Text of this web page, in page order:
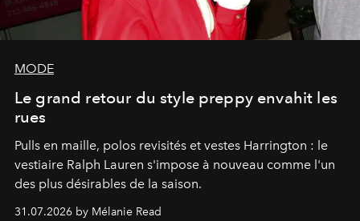
MODE
Le grand retour du style preppy envahit les
rues
Pulls en maille, polos revisités et vestes Harrington : le
vestiaire Ralph Lauren s'impose à nouveau comme l'un
des plus désirables de la saison.
31.07.2026 by Mélanie Read